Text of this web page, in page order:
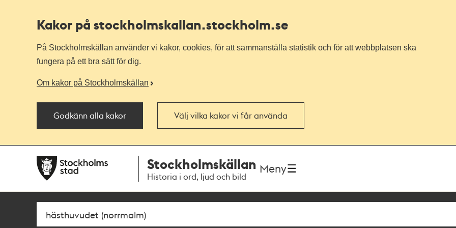
Kakor på stockholmskallan.stockholm.se
På Stockholmskällan använder vi kakor, cookies, för att sammanställa statistik och för att webbplatsen ska
fungera på ett bra sätt för dig.
Om kakor på Stockholmskällan
Godkänn alla kakor Välj vilka kakor vi får använda
navigationen
huvudinnehållet
Stockholmskällan
Historia i ord, ljud och bild
Meny
Sök